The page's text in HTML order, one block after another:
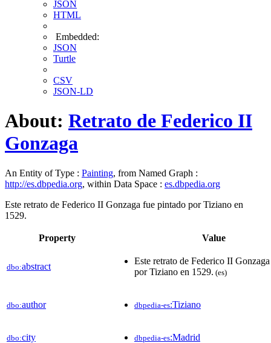
JSON
HTML
Embedded:
JSON
Turtle
CSV
JSON-LD
About: Retrato de Federico II
Gonzaga
An Entity of Type : Painting, from Named Graph :
http://es.dbpedia.org, within Data Space : es.dbpedia.org
Este retrato de Federico II Gonzaga fue pintado por Tiziano en
1529.
Property Value
dbo:abstract
Este retrato de Federico II
por Tiziano en 1529. (es)
dbo:author dbpedia-es:Tiziano
dbo:city dbpedia-es:Madrid